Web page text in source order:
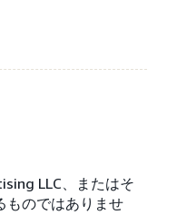
LLC、またはそ
ものではありませ